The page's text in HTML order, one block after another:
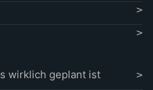
wirklich geplant ist